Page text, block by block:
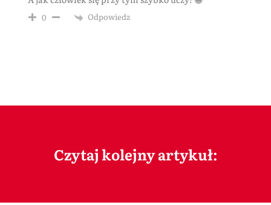
0 Odpowiedz
Czytaj kolejny artykuł: